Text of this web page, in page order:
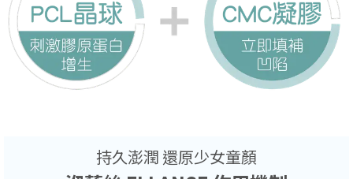
持久澎潤 還原少女童顏